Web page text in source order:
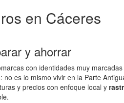
en Cáceres
y ahorrar
con identidades muy
: no es lo mismo vivir en la Parte
y precios con enfoque local y